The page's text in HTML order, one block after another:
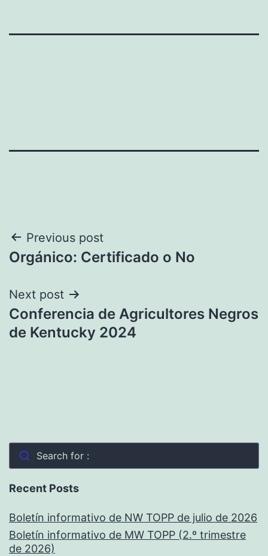
Navegación
de
entradas
Previous post
Orgánico: Certificado o No
Next post
Conferencia de Agricultores Negros
de Kentucky 2024
Search for :
Recent Posts
Boletín informativo de NW TOPP de julio de 2026
Boletín informativo de MW TOPP (2.º trimestre
de 2026)